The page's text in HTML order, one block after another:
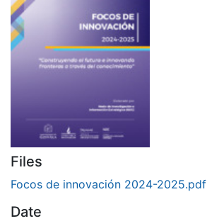
Files
Focos de innovación 2024-2025.pdf
Date